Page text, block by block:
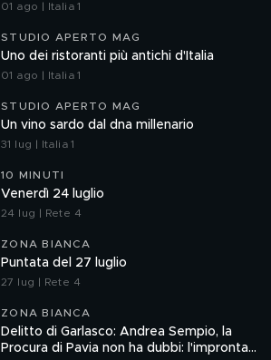
01 ago | Italia 1
STUDIO APERTO MAG
Uno dei ristoranti più antichi d'Italia
01 ago | Italia 1
STUDIO APERTO MAG
Un vino sardo dal dna millenario
31 lug | Italia 1
10 MINUTI
Venerdì 24 luglio
24 lug | Rete 4
ZONA BIANCA
Puntata del 27 luglio
27 lug | Rete 4
ZONA BIANCA
Delitto di Garlasco: Andrea Sempio, la
Procura di Pavia non ha dubbi: l'impronta